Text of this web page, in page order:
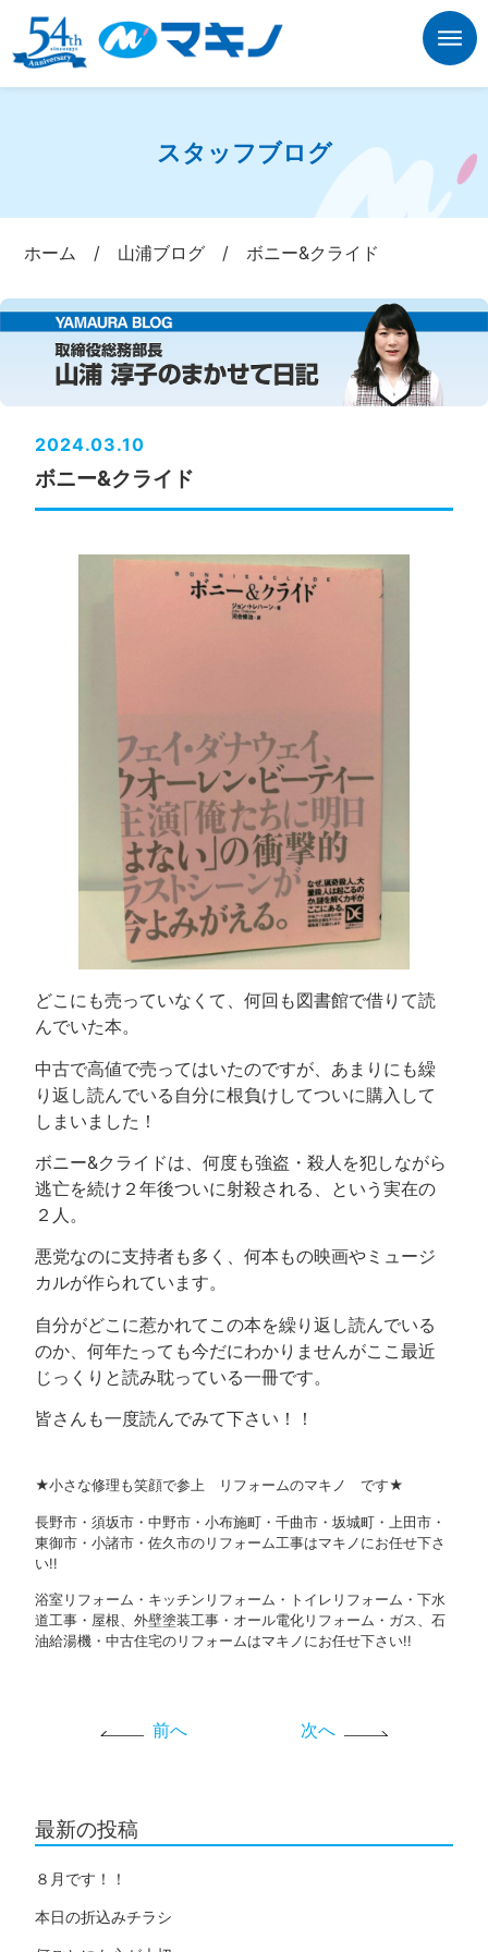
スタッフブログ
ホーム / 山浦ブログ /ボニー&クライド
2024.03.10
ボニー&クライド
どこにも売っていなくて、何回も図書館で借りて読
んでいた本。
中古で高値で売ってはいたのですが、あまりにも繰
り返し読んでいる自分に根負けしてついに購入して
しまいました！
ボニー&クライドは、何度も強盗・殺人を犯しながら
逃亡を続け２年後ついに射殺される、という実在の
２人。
悪党なのに支持者も多く、何本もの映画やミュージ
カルが作られています。
自分がどこに惹かれてこの本を繰り返し読んでいる
のか、何年たっても今だにわかりませんがここ最近
じっくりと読み耽っている一冊です。
皆さんも一度読んでみて下さい！！
★小さな修理も笑顔で参上 リフォームのマキノ です★
長野市・須坂市・中野市・小布施町・千曲市・坂城町・上田市・
東御市・小諸市・佐久市のリフォーム工事はマキノにお任せ下さ
い!!
浴室リフォーム・キッチンリフォーム・トイレリフォーム・下水
道工事・屋根、外壁塗装工事・オール電化リフォーム・ガス、石
油給湯機・中古住宅のリフォームはマキノにお任せ下さい!!
前へ 次へ
最新の投稿
８月です！！
本日の折込みチラシ